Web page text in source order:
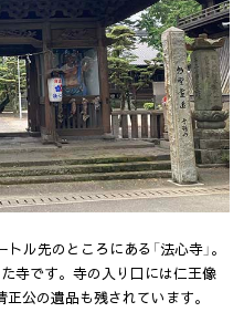
ル先のところにある「法心寺」。
寺です。寺の入り口には仁王像
公の遺品も残されています。